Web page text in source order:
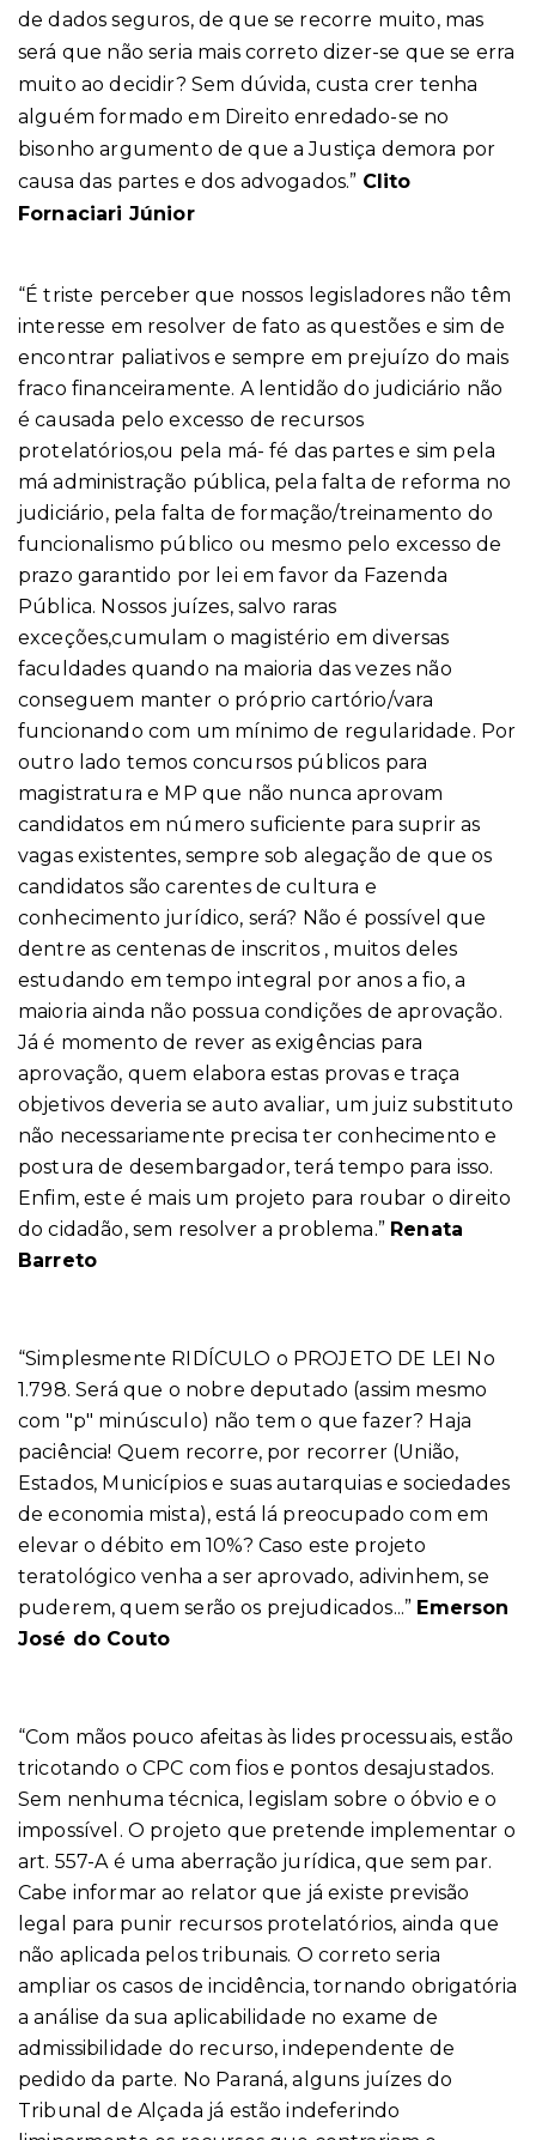
de dados seguros, de que se recorre muito, mas
será que não seria mais correto dizer-se que se erra
muito ao decidir? Sem dúvida, custa crer tenha
alguém formado em Direito enredado-se no
bisonho argumento de que a Justiça demora por
causa das partes e dos advogados.” Clito
Fornaciari Júnior
“É triste perceber que nossos legisladores não têm
interesse em resolver de fato as questões e sim de
encontrar paliativos e sempre em prejuízo do mais
fraco financeiramente. A lentidão do judiciário não
é causada pelo excesso de recursos
protelatórios,ou pela má- fé das partes e sim pela
má administração pública, pela falta de reforma no
judiciário, pela falta de formação/treinamento do
funcionalismo público ou mesmo pelo excesso de
prazo garantido por lei em favor da Fazenda
Pública. Nossos juízes, salvo raras
exceções,cumulam o magistério em diversas
faculdades quando na maioria das vezes não
conseguem manter o próprio cartório/vara
funcionando com um mínimo de regularidade. Por
outro lado temos concursos públicos para
magistratura e MP que não nunca aprovam
candidatos em número suficiente para suprir as
vagas existentes, sempre sob alegação de que os
candidatos são carentes de cultura e
conhecimento jurídico, será? Não é possível que
dentre as centenas de inscritos , muitos deles
estudando em tempo integral por anos a fio, a
maioria ainda não possua condições de aprovação.
Já é momento de rever as exigências para
aprovação, quem elabora estas provas e traça
objetivos deveria se auto avaliar, um juiz substituto
não necessariamente precisa ter conhecimento e
postura de desembargador, terá tempo para isso.
Enfim, este é mais um projeto para roubar o direito
do cidadão, sem resolver a problema.” Renata
Barreto
“Simplesmente RIDÍCULO o PROJETO DE LEI No
1.798. Será que o nobre deputado (assim mesmo
com "p" minúsculo) não tem o que fazer? Haja
paciência! Quem recorre, por recorrer (União,
Estados, Municípios e suas autarquias e sociedades
de economia mista), está lá preocupado com em
elevar o débito em 10%? Caso este projeto
teratológico venha a ser aprovado, adivinhem, se
puderem, quem serão os prejudicados...” Emerson
José do Couto
“Com mãos pouco afeitas às lides processuais, estão
tricotando o CPC com fios e pontos desajustados.
Sem nenhuma técnica, legislam sobre o óbvio e o
impossível. O projeto que pretende implementar o
art. 557-A é uma aberração jurídica, que sem par.
Cabe informar ao relator que já existe previsão
legal para punir recursos protelatórios, ainda que
não aplicada pelos tribunais. O correto seria
ampliar os casos de incidência, tornando obrigatória
a análise da sua aplicabilidade no exame de
admissibilidade do recurso, independente de
pedido da parte. No Paraná, alguns juízes do
Tribunal de Alçada já estão indeferindo